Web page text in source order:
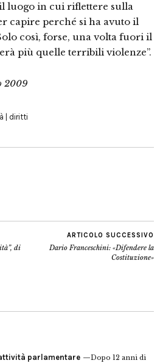
luogo in cui riflettere sulla
capire perché si ha avuto il
così, forse, una volta fuori il
più quelle terribili violenze”.
2009
| diritti
di
ARTICOLO SUCCESSIVO
Dario Franceschini: «Difendere la
Costituzione»
parlamentare
Dopo 12 anni di